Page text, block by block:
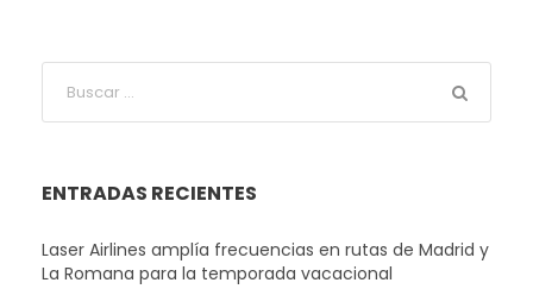
ENTRADAS RECIENTES
Laser Airlines amplía frecuencias en rutas de Madrid y
La Romana para la temporada vacacional